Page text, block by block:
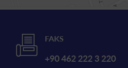
FAKS
+90 462 222 3 220